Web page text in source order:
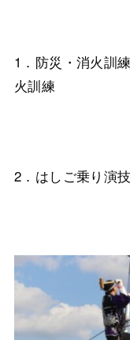
1．防災・消火訓
火訓練
2．はしご乗り演